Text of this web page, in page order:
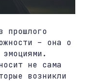
прошлого
– она о
не сама
возникли